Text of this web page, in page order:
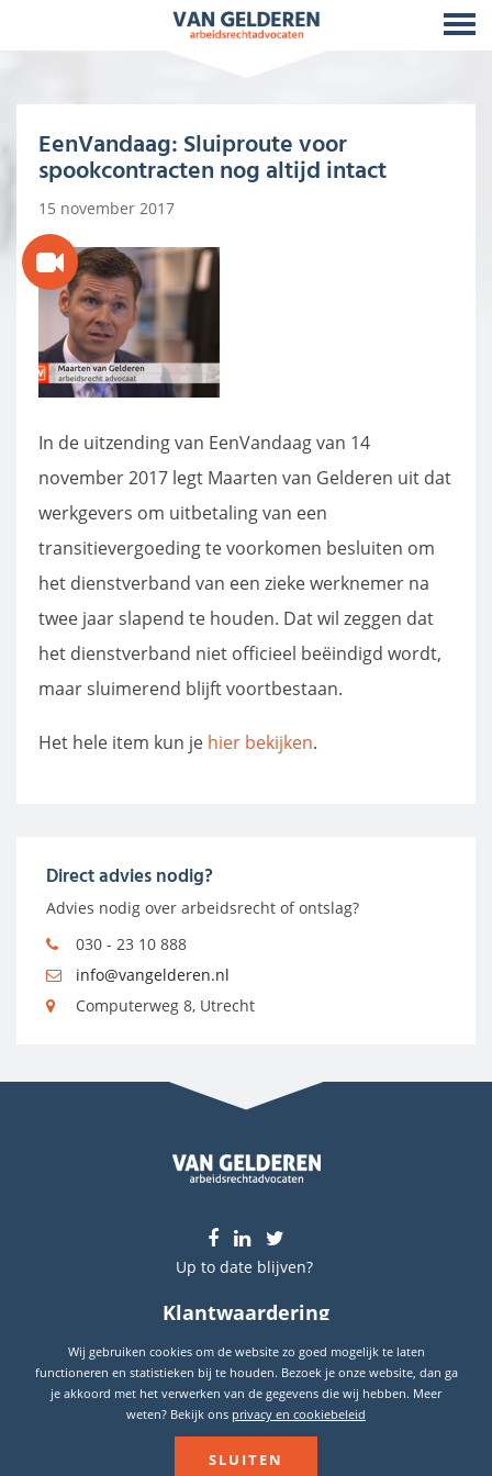
EenVandaag: Sluiproute voor
spookcontracten nog altijd intact
15 november 2017
In de uitzending van EenVandaag van 14
november 2017 legt Maarten van Gelderen uit dat
werkgevers om uitbetaling van een
transitievergoeding te voorkomen besluiten om
het dienstverband van een zieke werknemer na
twee jaar slapend te houden. Dat wil zeggen dat
het dienstverband niet officieel beëindigd wordt,
maar sluimerend blijft voortbestaan.
Het hele item kun je hier bekijken.
Direct advies nodig?
Advies nodig over arbeidsrecht of ontslag?
030 - 23 10 888
info@vangelderen.nl
Computerweg 8, Utrecht
Up to date blijven?
Klantwaardering
Gebaseerd op289reviews
Wij gebruiken cookies om de website zo goed mogelijk te laten
functioneren en statistieken bij te houden. Bezoek je onze website, dan ga
je akkoord met het verwerken van de gegevens die wij hebben. Meer
weten? Bekijk ons privacy en cookiebeleid
SLUITEN